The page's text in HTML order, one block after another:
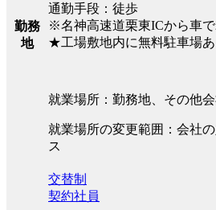
勤務
地
通勤手段：徒歩
※名神高速道栗東ICから車で
★工場敷地内に無料駐車場あ
就業場所：勤務地、その他
就業場所の変更範囲：会社
ス
交替制
契約社員